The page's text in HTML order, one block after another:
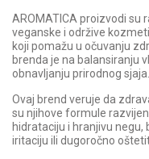
AROMATICA proizvodi su
veganske i održive
koji pomažu u očuvanju
brenda je na balansiranju
obnavljanju prirodnog sjaja.
Ovaj brend veruje da
su njihove formule
hidrataciju i hranjivu
iritaciju ili dugoročno